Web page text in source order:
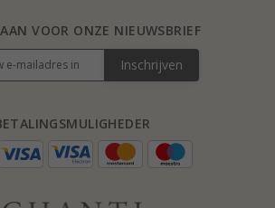
VOOR ONZE NIEUWSBRIEF
Inschrijven